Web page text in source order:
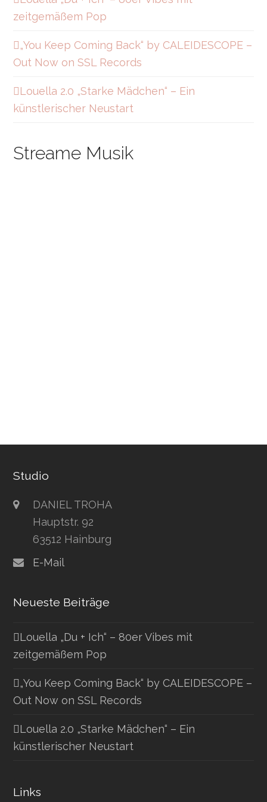
m
zeitgemäßem Pop
„You Keep Coming Back“ by CALEIDESCOPE –
Out Now on SSL Records
Louella 2.0 „Starke Mädchen“ – Ein
künstlerischer Neustart
Streame Musik
Studio
DANIEL TROHA
Hauptstr. 92
63512 Hainburg
E-Mail
Neueste Beiträge
Louella „Du + Ich“ – 80er Vibes mit
zeitgemäßem Pop
„You Keep Coming Back“ by CALEIDESCOPE –
Out Now on SSL Records
Louella 2.0 „Starke Mädchen“ – Ein
künstlerischer Neustart
Links